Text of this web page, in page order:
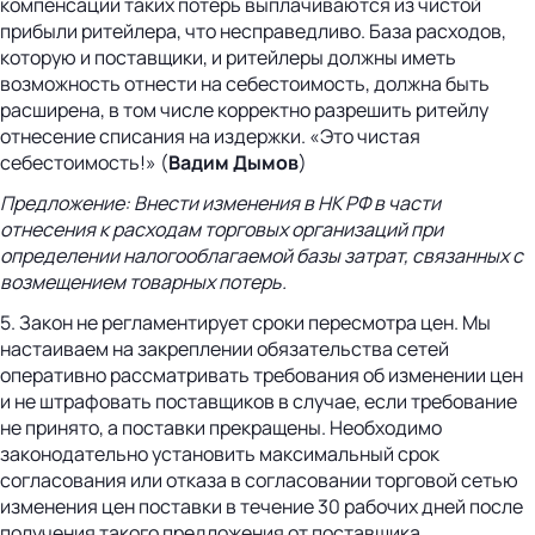
прибыли ритейлера, что несправедливо. База расходов,
которую и поставщики, и ритейлеры должны иметь
возможность отнести на себестоимость, должна быть
расширена, в том числе корректно разрешить ритейлу
отнесение списания на издержки. «Это чистая
себестоимость!» (Вадим Дымов)
Предложение:Внести изменения в НК РФ в части
отнесения к расходам торговых организаций при
определении налогооблагаемой базы затрат, связанных с
возмещением товарных потерь.
5. Закон не регламентирует сроки пересмотра цен. Мы
настаиваем на закреплении обязательства сетей
оперативно рассматривать требования об изменении цен
и не штрафовать поставщиков в случае, если требование
не принято, а поставки прекращены. Необходимо
законодательно установить максимальный срок
согласования или отказа в согласовании торговой сетью
изменения цен поставки в течение 30 рабочих дней после